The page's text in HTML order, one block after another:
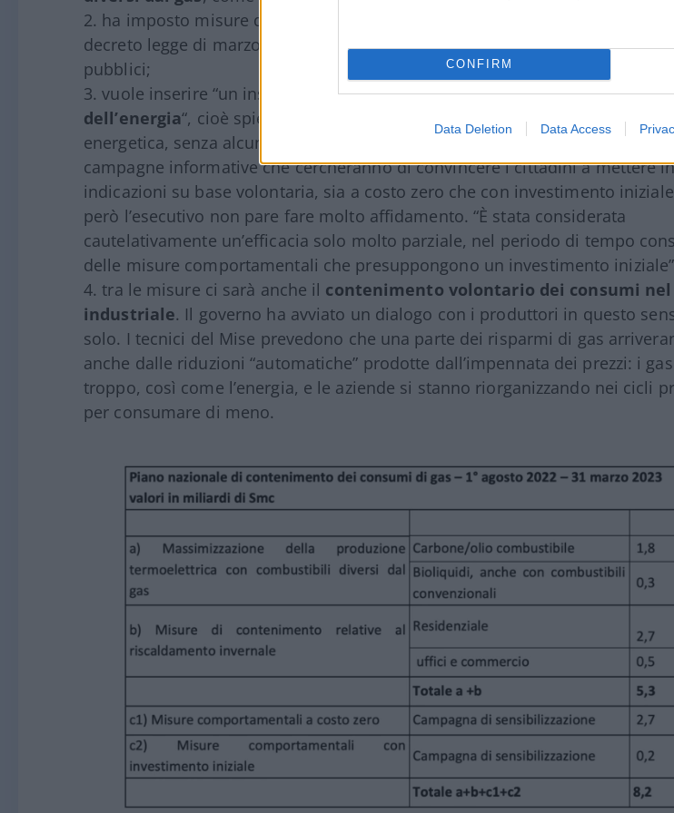
CONFIRM
Data Deletion Data Access
ha imposto misure di “
decreto legge di marzo che ha ridotto i riscaldamenti e il raffrescamento
pubblici;
vuole inserire “un insieme di
misure comportamentali nell’uso
dell’energia“, cioè spiegare ai cittadini come “ridurre i costi della propria
energetica, senza alcun effetto di rilievo sulle modalità del servizio”. Si tratta
campagne informative che cercheranno di convincere i cittadini a mettere
indicazioni su base volontaria, sia a costo zero che con investimento
però l’esecutivo non pare fare molto affidamento. “È stata considerata
cautelativamente un’efficacia solo molto parziale, nel periodo di tempo
delle misure comportamentali che presuppongono un investimento
tra le misure ci sarà anche il contenimento volontario dei consumi
industriale. Il governo ha avviato un dialogo con i produttori in questo
solo. I tecnici del Mise prevedono che una parte dei risparmi di gas
anche dalle riduzioni “automatiche” prodotte dall’impennata dei prezzi: i
troppo, così come l’energia, e le aziende si stanno riorganizzando nei cicli
per consumare di meno.